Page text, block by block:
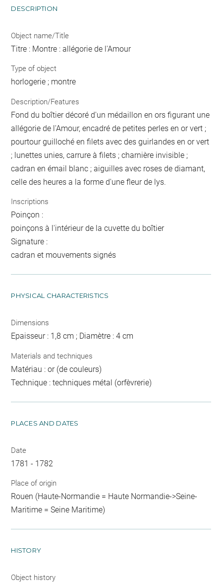
DESCRIPTION
Object name/Title
Titre : Montre : allégorie de l'Amour
Type of object
horlogerie ; montre
Description/Features
Fond du boîtier décoré d'un médaillon en ors figurant une
allégorie de l'Amour, encadré de petites perles en or vert ;
pourtour guilloché en filets avec des guirlandes en or vert
; lunettes unies, carrure à filets ; charnière invisible ;
cadran en émail blanc ; aiguilles avec roses de diamant,
celle des heures a la forme d'une fleur de lys.
Inscriptions
Poinçon :
poinçons à l'intérieur de la cuvette du boîtier
Signature :
cadran et mouvements signés
PHYSICAL CHARACTERISTICS
Dimensions
Epaisseur : 1,8 cm ; Diamètre : 4 cm
Materials and techniques
Matériau : or (de couleurs)
Technique : techniques métal (orfèvrerie)
PLACES AND DATES
Date
1781 - 1782
Place of origin
Rouen (Haute-Normandie = Haute Normandie->Seine-
Maritime = Seine Maritime)
HISTORY
Object history